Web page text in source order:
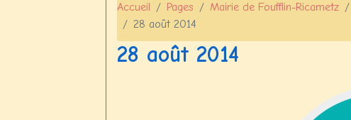
Accueil Pages Mairie de Foufflin-Ricametz
28 août 2014
28 août 2014